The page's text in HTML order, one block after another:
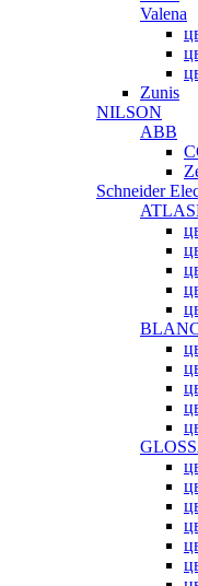
Valena
Zunis
NILSON
ABB
Schneider